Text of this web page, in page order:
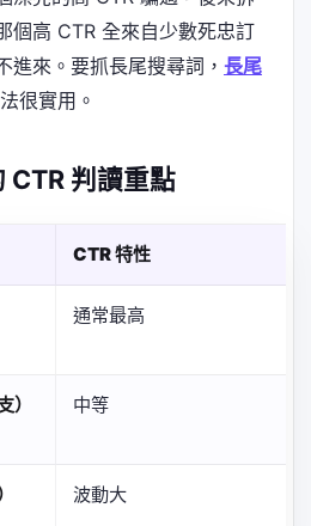
個高 CTR 全來自少數死忠訂
進來。要抓長尾搜尋詞， 長尾
很實用。
CTR 判讀重點
CTR 特性
通常最高
） 中等
波動大